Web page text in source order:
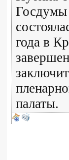
года в
палаты.